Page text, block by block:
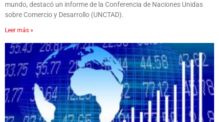
mundo, destacó un informe de la Conferencia de Naciones Unidas
sobre Comercio y Desarrollo (UNCTAD).
Leer más »